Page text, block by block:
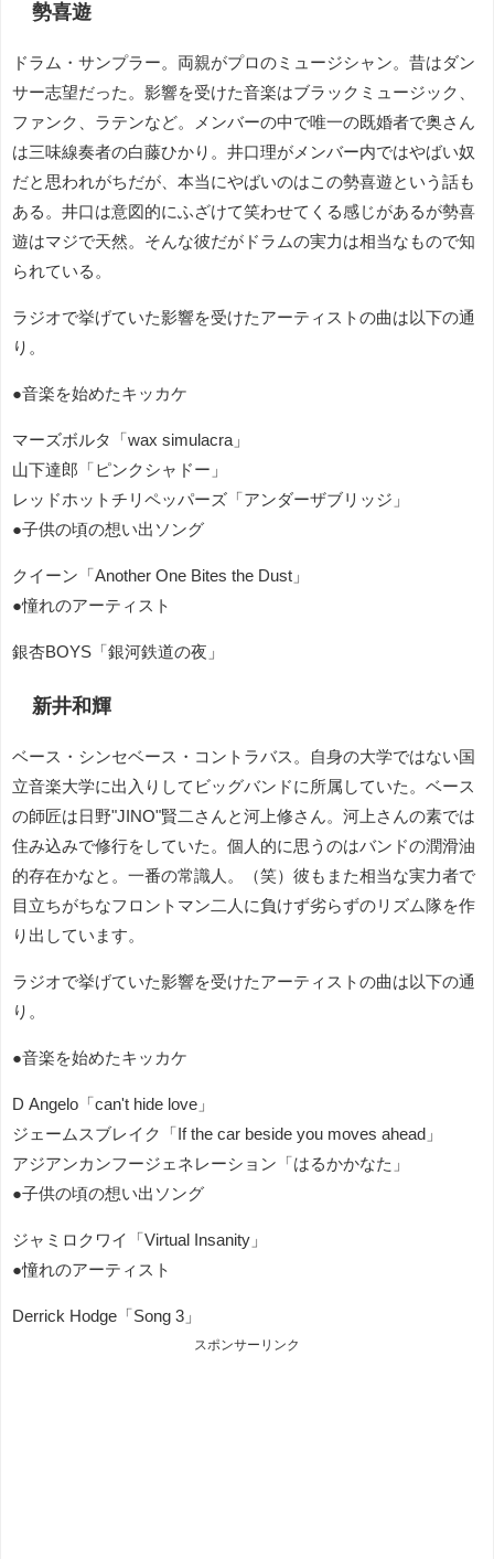
勢喜遊
ドラム・サンプラー。両親がプロのミュージシャン。昔はダン
サー志望だった。影響を受けた音楽はブラックミュージック、
ファンク、ラテンなど。メンバーの中で唯一の既婚者で奥さん
は三味線奏者の白藤ひかり
。井口理がメンバー内ではやばい奴
だと思われがちだが、本当にやばいのはこの勢喜遊という話も
ある。井口は意図的にふざけて笑わせてくる感じがあるが勢喜
遊はマジで天然。そんな彼だがドラムの実力は相当なもので知
られている。
ラジオで挙げていた影響を受けたアーティストの曲は以下の通
り。
●音楽を始めたキッカケ
マーズボルタ「wax simulacra」
山下達郎「ピンクシャドー」
レッドホットチリペッパーズ「アンダーザブリッジ」
●子供の頃の想い出ソング
クイーン「Another One Bites the Dust」
●憧れのアーティスト
銀杏BOYS「銀河鉄道の夜」
新井和輝
ベース・シンセベース・コントラバス。自身の大学ではない国
立音楽大学に出入りしてビッグバンドに所属していた。ベース
の師匠は日野"JINO"賢二さんと河上修さん。河上さんの素では
住み込みで修行をしていた。個人的に思うのはバンドの潤滑油
的存在かなと。一番の常識人。（笑）彼もまた相当な実力者で
目立ちがちなフロントマン二人に負けず劣らずのリズム隊を作
り出しています。
ラジオで挙げていた影響を受けたアーティストの曲は以下の通
り。
●音楽を始めたキッカケ
D Angelo「can't hide love」
ジェームスブレイク「If the car beside you moves ahead」
アジアンカンフージェネレーション「はるかかなた」
●子供の頃の想い出ソング
ジャミロクワイ「Virtual Insanity」
●憧れのアーティスト
Derrick Hodge「Song 3」
スポンサーリンク